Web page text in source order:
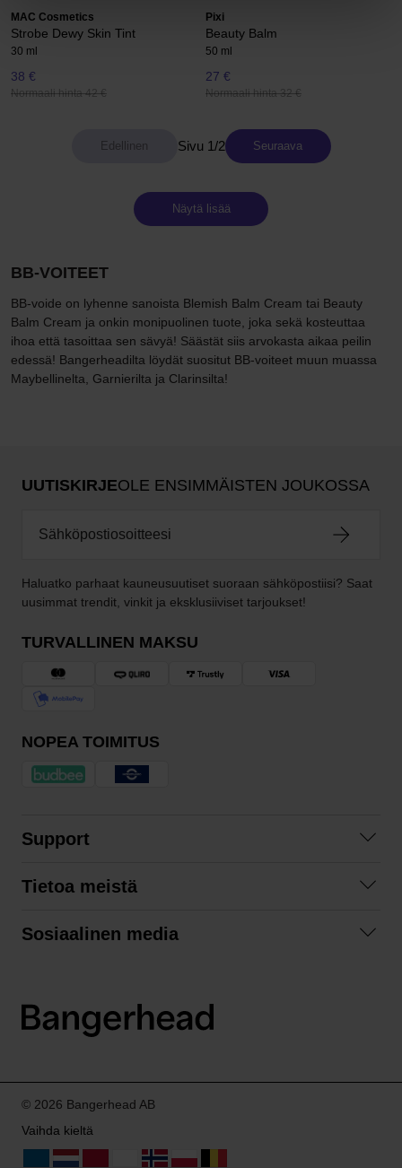
MAC Cosmetics
Strobe Dewy Skin Tint
30 ml
38 €
Normaali hinta 42 €
Pixi
Beauty Balm
50 ml
27 €
Normaali hinta 32 €
Sivu 1/2 Seuraava
Näytä lisää
BB-VOITEET
BB-voide on lyhenne sanoista Blemish Balm Cream tai Beauty
Balm Cream ja onkin monipuolinen tuote, joka sekä kosteuttaa
ihoa että tasoittaa sen sävyä! Säästät siis arvokasta aikaa peilin
edessä! Bangerheadilta löydät suositut BB-voiteet muun muassa
Maybellinelta, Garnierilta ja Clarinsilta!
UUTISKIRJEOLE ENSIMMÄISTEN JOUKOSSA
Haluatko parhaat kauneusuutiset suoraan sähköpostiisi? Saat
uusimmat trendit, vinkit ja eksklusiiviset tarjoukset!
TURVALLINEN MAKSU
NOPEA TOIMITUS
Support
Tilausehdot
Tietoa meistä
Sosiaalinen media
LinkedIn
© 2026 Bangerhead AB
Vaihda kieltä